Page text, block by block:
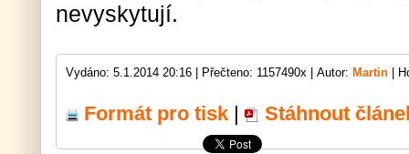
nevyskytují.
Vydáno: 5.1.2014 20:16 | Přečteno: 1157490x | Autor: Martin |
Formát pro tisk | Stáhnout